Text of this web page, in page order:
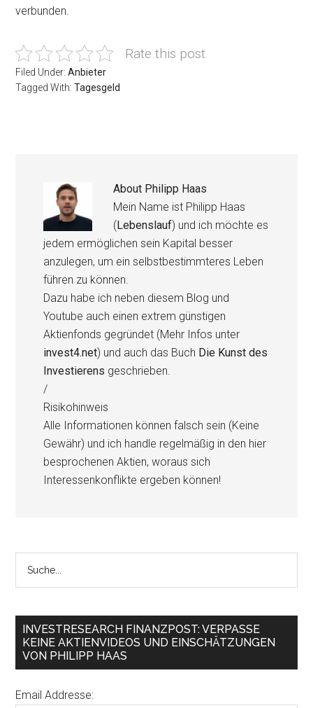
verbunden.
Rate this post
Filed Under:Anbieter
Tagged With:Tagesgeld
About Philipp Haas
Mein Name ist Philipp Haas
(Lebenslauf) und ich möchte es
jedem ermöglichen sein Kapital besser
anzulegen, um ein selbstbestimmteres Leben
führen zu können.
Dazu habe ich neben diesem Blog und
Youtube auch einen extrem günstigen
Aktienfonds gegründet (Mehr Infos unter
invest4.net) und auch das Buch Die Kunst des
Investierens geschrieben.
/
Risikohinweis
Alle Informationen können falsch sein (Keine
Gewähr) und ich handle regelmäßig in den hier
besprochenen Aktien, woraus sich
Interessenkonflikte ergeben können!
INVESTRESEARCH FINANZPOST: VERPASSE
KEINE AKTIENVIDEOS UND EINSCHÄTZUNGEN
VON PHILIPP HAAS
Email Addresse: